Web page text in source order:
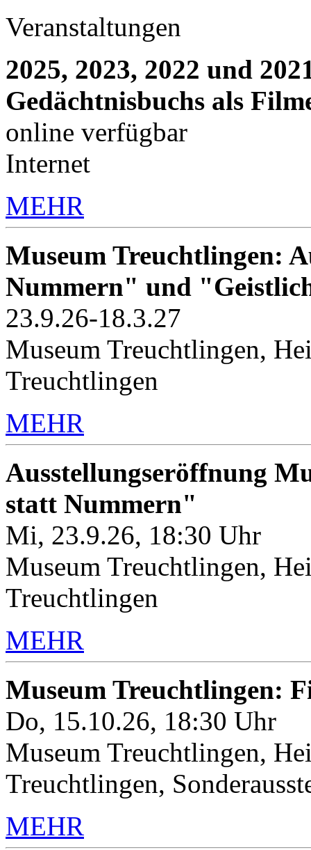
Veranstaltungen
2025, 2023, 2022 und
Gedächtnisbuchs als
online verfügbar
Internet
MEHR
Museum Treuchtlingen:
Nummern" und
23.9.26-18.3.27
Museum Treuchtlingen,
Treuchtlingen
MEHR
Ausstellungseröffnung
statt Nummern"
Mi, 23.9.26, 18:30 Uhr
Museum Treuchtlingen,
Treuchtlingen
MEHR
Museum Treuchtlingen:
Do, 15.10.26, 18:30 Uhr
Museum Treuchtlingen,
Treuchtlingen,
MEHR